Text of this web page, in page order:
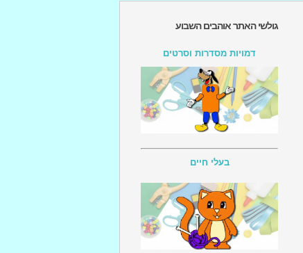
גולשי האתר אוהבים השבוע
דמויות מסדרות וסרטים
בעלי חיים